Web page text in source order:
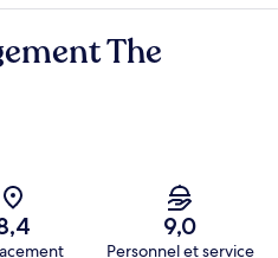
The
9,0
Personnel et service